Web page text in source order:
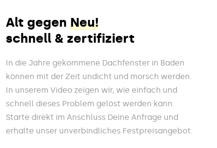
Alt gegen Neu!
schnell & zertifiziert
In die Jahre gekommene Dachfenster in Baden
können mit der Zeit undicht und morsch werden.
In unserem Video zeigen wir, wie einfach und
schnell dieses Problem gelöst werden kann.
Starte direkt im Anschluss Deine Anfrage und
erhalte unser unverbindliches Festpreisangebot.